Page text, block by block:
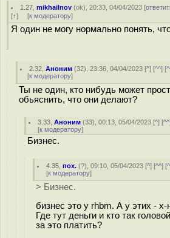
1.27 ,mikhailnov (ok), 20:33, 04/04/2023 [
[↑] [к модератору]
Я один не могу нормально понять,
2.32 ,Аноним (32), 23:36, 04/04/2023 [^] [^^] [
[к модератору]
Ты не один, кто нибудь может
обьяснить, что они делают?
3.33 ,Аноним (33), 00:13, 05/04/2023 [^] [^^
[к модератору]
Бизнес.
4.35 ,пох. (?), 09:10, 05/04/2023 [^] [^^] [
[к модератору]
> Бизнес.
бизнес это у rhbm. А у этих - х-
Где тут деньги и кто так
за это платить?